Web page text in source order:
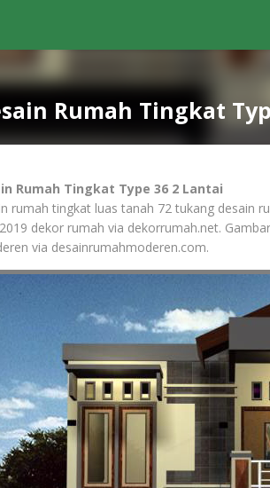
Rumah Tingkat
Rumah Tingkat Type 36 2 Lantai
rumah tingkat luas tanah 72 tukang desain
dekor rumah via dekorrumah.net.
via desainrumahmoderen.com.